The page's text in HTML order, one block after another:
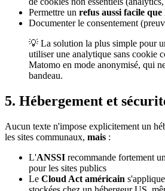
Permettre un refus aussi facile
Documenter le consentement
💡 La solution la plus simple pour
utiliser une analytique sans cookie
Matomo en mode anonymisé, qui
bandeau.
5. Hébergement et
Aucun texte n'impose explicitement un
les sites communaux, mais :
L'ANSSI recommande fortement
pour les sites publics
Le Cloud Act américain